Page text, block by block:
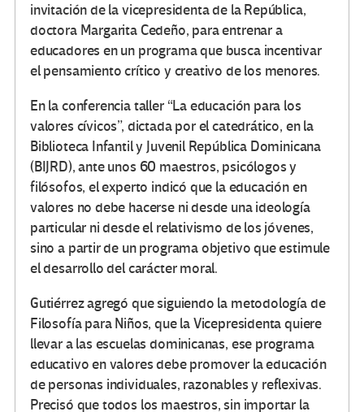
invitación de la vicepresidenta de la República,
doctora Margarita Cedeño, para entrenar a
educadores en un programa que busca incentivar
el pensamiento crítico y creativo de los menores.
En la conferencia taller “La educación para los
valores cívicos”, dictada por el catedrático, en la
Biblioteca Infantil y Juvenil República Dominicana
(BIJRD), ante unos 60 maestros, psicólogos y
filósofos, el experto indicó que la educación en
valores no debe hacerse ni desde una ideología
particular ni desde el relativismo de los jóvenes,
sino a partir de un programa objetivo que estimule
el desarrollo del carácter moral.
Gutiérrez agregó que siguiendo la metodología de
Filosofía para Niños, que la Vicepresidenta quiere
llevar a las escuelas dominicanas, ese programa
educativo en valores debe promover la educación
de personas individuales, razonables y reflexivas.
Precisó que todos los maestros, sin importar la